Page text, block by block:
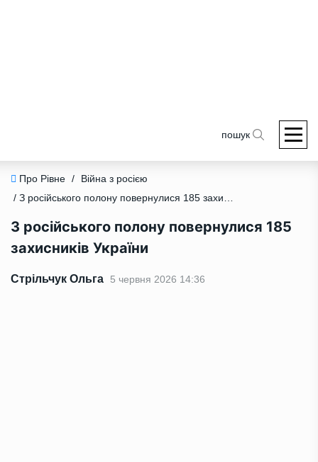
пошук
Про Рівне /
Війна з росією
/ З російського полону повернулися 185 захисників України
З російського полону повернулися 185
захисників України
Стрільчук Ольга 5 червня 2026 14:36